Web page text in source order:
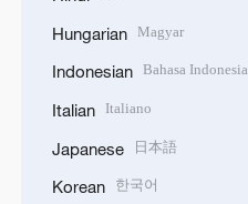
Hungarian Magyar
Indonesian Bahasa Indonesia
Italian Italiano
Japanese 日本語
Korean 한국어